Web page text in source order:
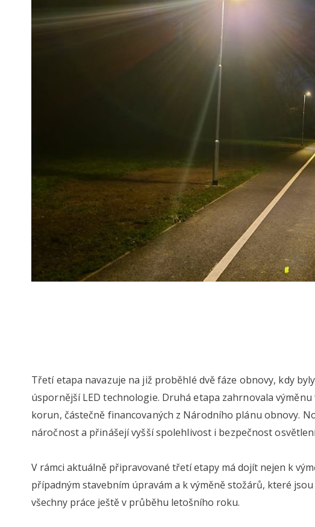
Třetí etapa navazuje na již proběhlé dvě fáze obnovy, kdy
úspornější LED technologie. Druhá etapa zahrnovala
korun, částečně financovaných z Národního plánu obnovy.
náročnost a přinášejí vyšší spolehlivost i bezpečnost
V rámci aktuálně připravované třetí etapy má dojít nejen k
případným stavebním úpravám a k výměně stožárů, které
všechny práce ještě v průběhu letošního roku.